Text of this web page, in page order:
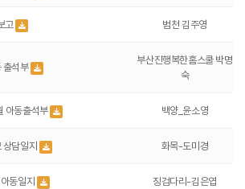
고 범천 김주영
출석부
부산진행복한홈스쿨 박명
숙
아동출석부 백양_윤소영
담일지 화목-도미경
동일지 징검다리-김은엽